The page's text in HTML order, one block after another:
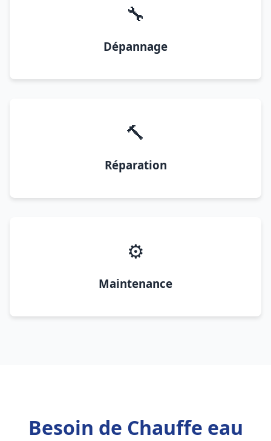
🔧
Dépannage
🔨
Réparation
⚙️
Maintenance
Besoin de Chauffe eau